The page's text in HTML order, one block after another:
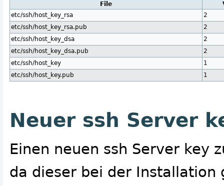
File
etc/ssh/host_key_rsa
2
etc/ssh/host_key_rsa.pub
2
etc/ssh/host_key_dsa
2
etc/ssh/host_key_dsa.pub
2
etc/ssh/host_key
1
etc/ssh/host_key.pub
1
Neuer ssh Server
Einen neuen ssh Server key
da dieser bei der Installation